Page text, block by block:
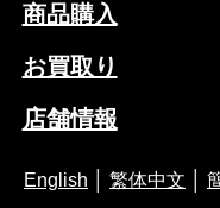
商品購入
お買取り
店舗情報
English 繁体中文